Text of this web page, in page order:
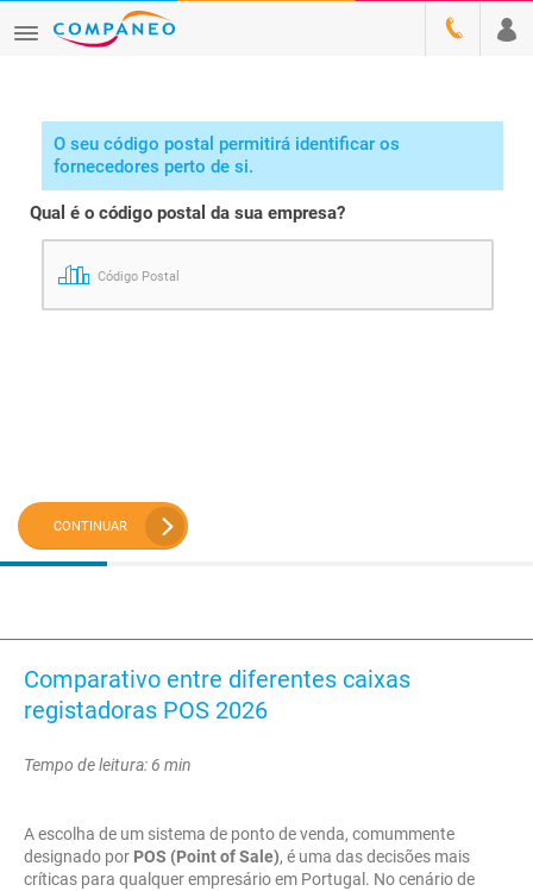
O seu código postal permitirá identificar os
fornecedores perto de si.
Qual é o código postal da sua empresa?
Código Postal
CONTINUAR
Comparativo entre diferentes caixas
registadoras POS 2026
Tempo de leitura: 6 min
A escolha de um sistema de ponto de venda, comummente
designado por POS (Point of Sale), é uma das decisões mais
críticas para qualquer empresário em Portugal. No cenário de